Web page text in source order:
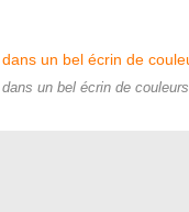
un bel écrin de